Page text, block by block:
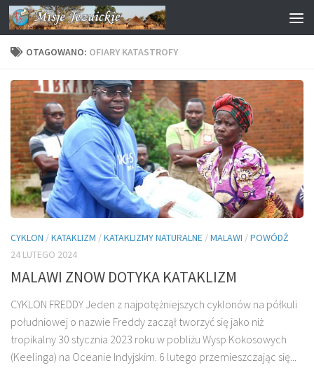
Przejdź do treści
OTAGOWANO: OFIARY KATASTROFY
CYKLON /KATAKLIZM /KATAKLIZMY NATURALNE /MALAWI /POWÓDŹ
24 LUTEGO 2024
MALAWI ZNOW DOTYKA KATAKLIZM
CYKLON FREDDY Jeden z najpotężniejszych cyklonów na półkuli
południowej o nazwie Freddy zaczął tworzyć się jako niż
tropikalny 30 stycznia 2023 roku w pobliżu Wysp Kokosowych
(Keelinga) na Oceanie Indyjskim. 6 lutego przemieszczając się...